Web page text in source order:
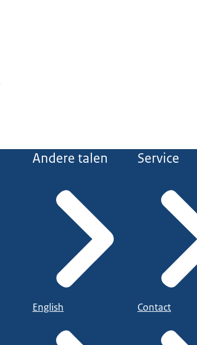
Andere talen
English
Service
Contact